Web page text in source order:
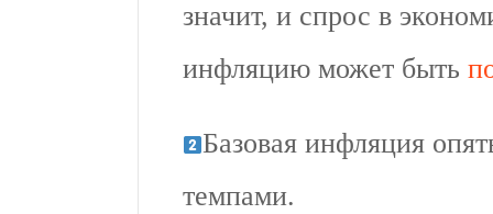
значит, и спрос в
инфляцию может быть
Базовая инфляция
темпами.